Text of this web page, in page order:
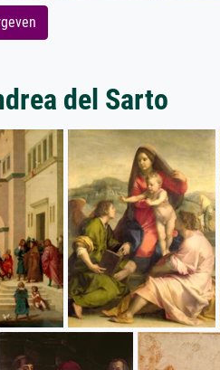
del Sarto